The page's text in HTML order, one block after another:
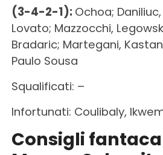
(3-4-2-1): Ochoa;
Lovato; Mazzocchi,
Bradaric; Martegani,
Paulo Sousa
Squalificati: –
Infortunati: Coulibaly,
Consigli